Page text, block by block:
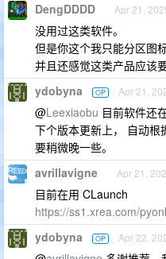
DengDDDD Apr 21,
没用过这类软件。
但是你这个我只能分区图
并且还感觉这类产品应该
ydobyna OP Apr 21,
@Leexiaobu 目前软件还
下个版本更新上， 自动根
要稍微晚一些。
avrillavigne Apr 21,
目前在用 CLaunch
https://ss1.xrea.com/
ydobyna OP Apr 22,